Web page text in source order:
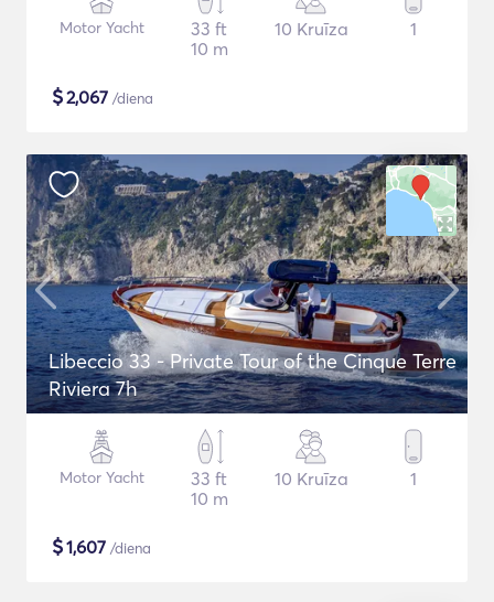
Motor Yacht
33 ft
10 m
10 Kruīza 1
$2,067 /diena
Libeccio 33 - Private Tour of the Cinque Terre
Riviera 7h
Motor Yacht
33 ft
10 m
10 Kruīza 1
$1,607 /diena